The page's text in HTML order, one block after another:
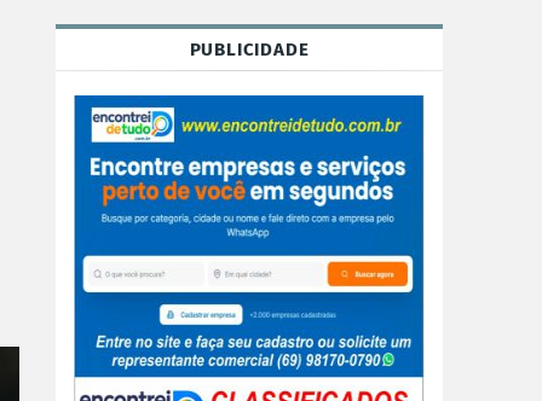
PUBLICIDADE